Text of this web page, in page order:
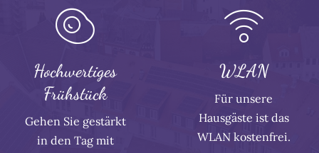
Hochwertiges
Frühstück
Gehen Sie gestärkt
in den Tag mit
WLAN
Für unsere
Hausgäste ist das
WLAN kostenfrei.